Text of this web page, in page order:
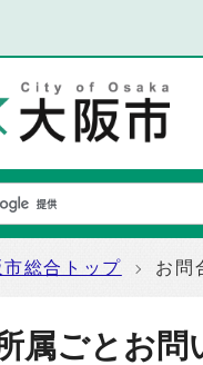
市総合トップ お問
属ごとお問